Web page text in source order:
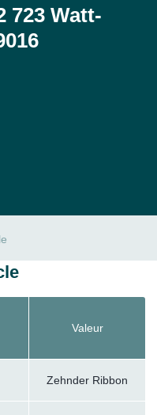
723 Watt-
Valeur
Zehnder Ribbon